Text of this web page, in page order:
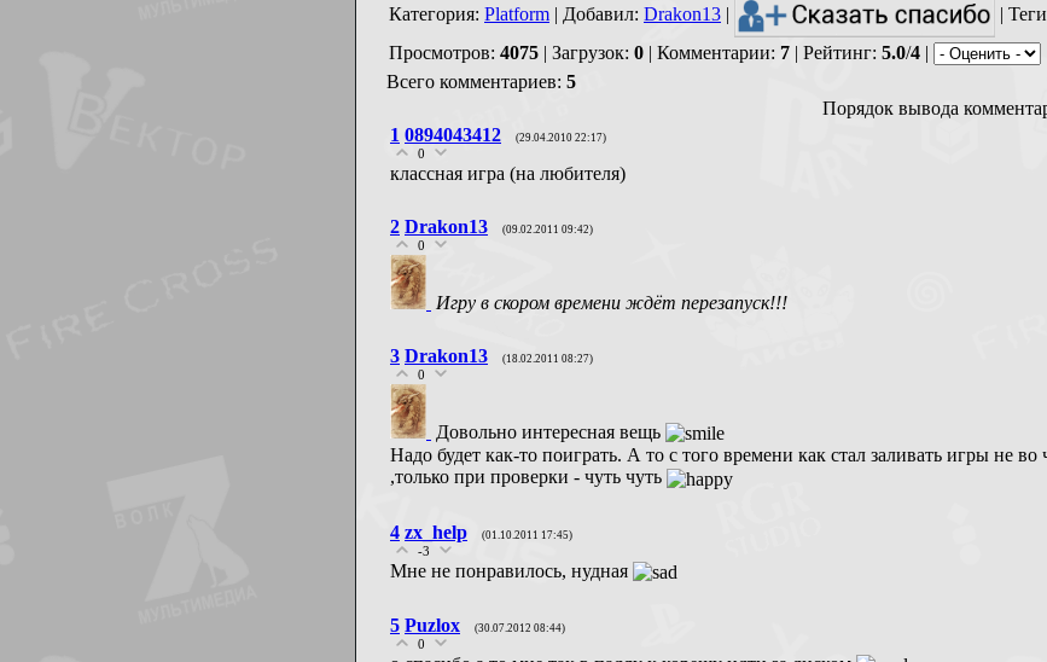
Категория: Platform | Добавил: Drakon13 | |Теги
Просмотров: 4075 | Загрузок: 0 | Комментарии: 7 | Рейтинг: 5.0/4 |
Всего комментариев: 5
Порядок вывода
1 0894043412 (29.04.2010 22:17)
0
классная игра (на любителя)
2 Drakon13 (09.02.2011 09:42)
0
Игру в скором времени ждёт перезапуск!!!
3 Drakon13 (18.02.2011 08:27)
0
Довольно интересная вещь
Надо будет как-то поиграть. А то с того времени как стал заливать игры не во
,только при проверки - чуть чуть
4 zx_help (01.10.2011 17:45)
-3
Мне не понравилось, нудная
5 Puzlox (30.07.2012 08:44)
0